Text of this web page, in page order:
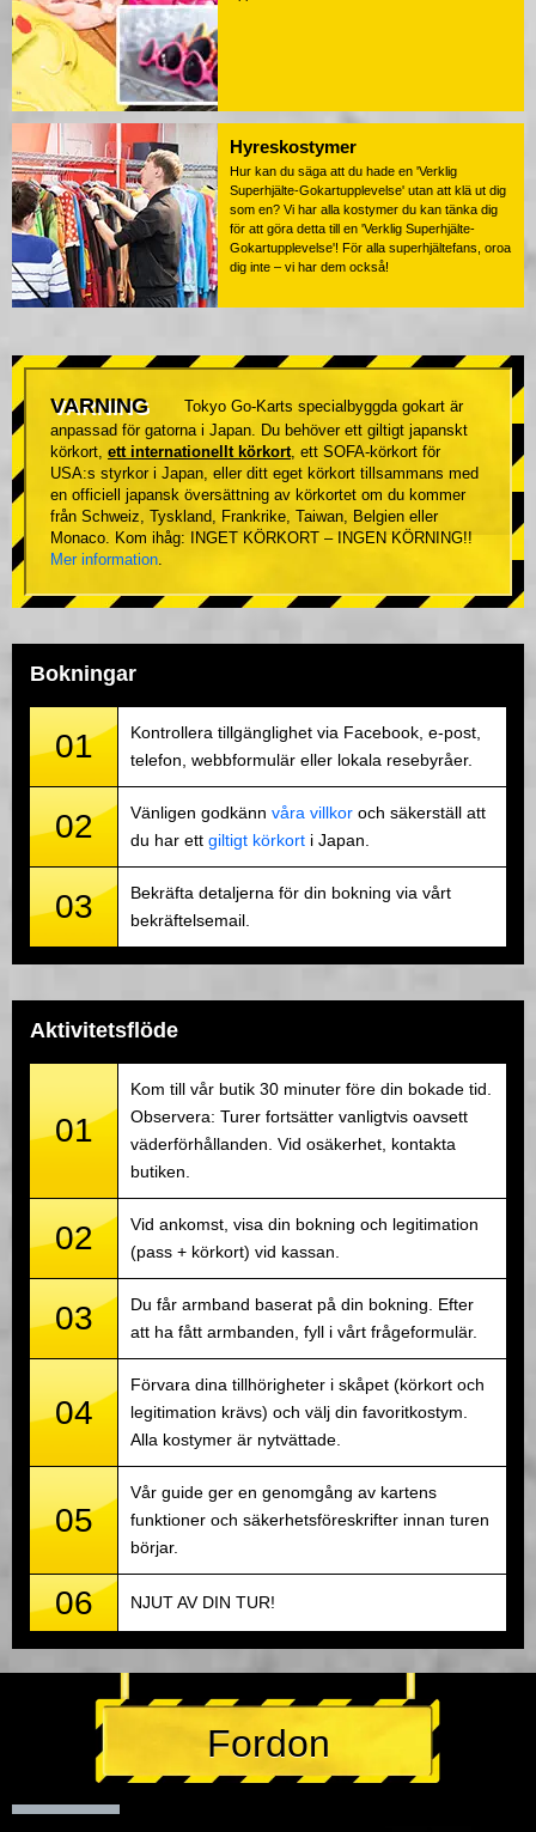
Hyreskostymer
Hur kan du säga att du hade en 'Verklig
Superhjälte-Gokartupplevelse' utan att klä ut dig
som en? Vi har alla kostymer du kan tänka dig
för att göra detta till en 'Verklig Superhjälte-
Gokartupplevelse'! För alla superhjältefans, oroa
dig inte – vi har dem också!
VARNING
Tokyo Go-Karts specialbyggda gokart är
anpassad för gatorna i Japan. Du behöver ett giltigt japanskt
körkort, ett internationellt körkort, ett SOFA-körkort för
USA:s styrkor i Japan, eller ditt eget körkort tillsammans med
en officiell japansk översättning av körkortet om du kommer
från Schweiz, Tyskland, Frankrike, Taiwan, Belgien eller
Monaco. Kom ihåg: INGET KÖRKORT – INGEN KÖRNING!!
Mer information.
Bokningar
01
Kontrollera tillgänglighet via Facebook, e-post,
telefon, webbformulär eller lokala resebyråer.
02 Vänligen godkänn våra villkor och säkerställ att
du har ett giltigt körkort i Japan.
03
Bekräfta detaljerna för din bokning via vårt
bekräftelsemail.
Aktivitetsflöde
01
Kom till vår butik 30 minuter före din bokade tid.
Observera: Turer fortsätter vanligtvis oavsett
väderförhållanden. Vid osäkerhet, kontakta
butiken.
02
Vid ankomst, visa din bokning och legitimation
(pass + körkort) vid kassan.
03
Du får armband baserat på din bokning. Efter
att ha fått armbanden, fyll i vårt frågeformulär.
04
Förvara dina tillhörigheter i skåpet (körkort och
legitimation krävs) och välj din favoritkostym.
Alla kostymer är nytvättade.
05
Vår guide ger en genomgång av kartens
funktioner och säkerhetsföreskrifter innan turen
börjar.
06 NJUT AV DIN TUR!
Fordon